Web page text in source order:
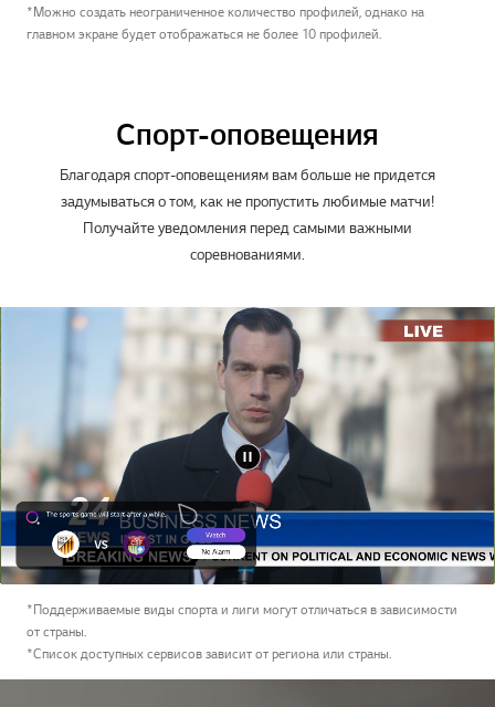
*Можно создать неограниченное количество профилей, однако на
главном экране будет отображаться не более 10 профилей.
Спорт-оповещения
Благодаря спорт-оповещениям вам больше не придется
задумываться о том, как не пропустить любимые матчи!
Получайте уведомления перед самыми важными
соревнованиями.
*Поддерживаемые виды спорта и лиги могут отличаться в зависимости
от страны.
*Список доступных сервисов зависит от региона или страны.